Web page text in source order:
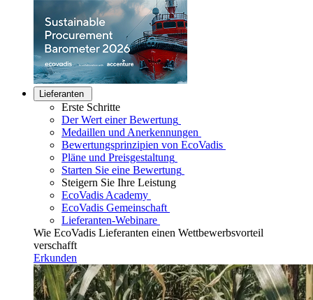
Lieferanten
Erste Schritte
Der Wert einer Bewertung
Medaillen und Anerkennungen
Bewertungsprinzipien von EcoVadis
Pläne und Preisgestaltung
Starten Sie eine Bewertung
Steigern Sie Ihre Leistung
EcoVadis Academy
EcoVadis Gemeinschaft
Lieferanten-Webinare
Wie EcoVadis Lieferanten einen Wettbewerbsvorteil
verschafft
Erkunden